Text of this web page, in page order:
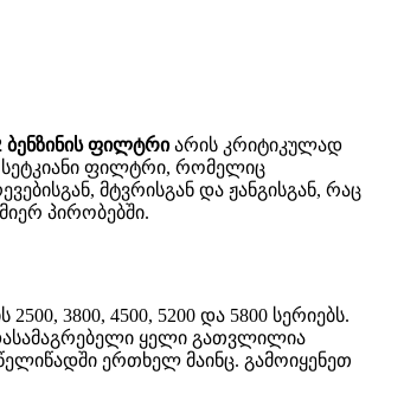
ბენზინის ფილტრიარის კრიტიკულად
სეტკიანი ფილტრი, რომელიც
მტვრისგან და ჟანგისგან, რაც
პირობებში.
3800, 4500, 5200 და 5800 სერიებს.
დასამაგრებელი ყელი გათვლილია
ერთხელ მაინც. გამოიყენეთ